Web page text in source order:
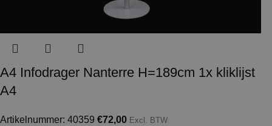
A4 Infodrager Nanterre H=189cm 1x kliklijst
A4
Artikelnummer: 40359 €72,00 Excl. BTW